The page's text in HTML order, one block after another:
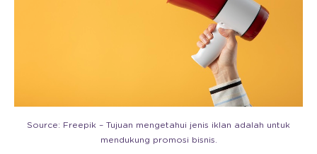
Source: Freepik – Tujuan mengetahui jenis iklan adalah untuk
mendukung promosi bisnis.